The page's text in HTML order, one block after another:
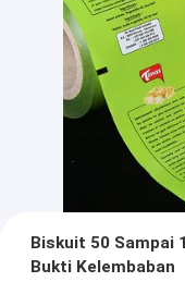
Biskuit 50 Sampai
Bukti Kelembaban